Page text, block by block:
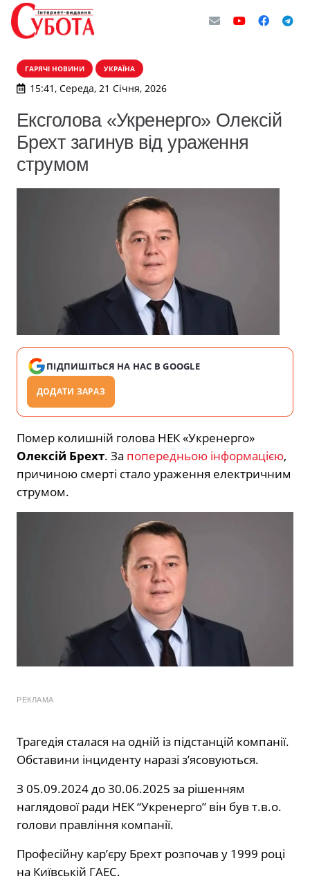
ГАРЯЧІ НОВИНИ УКРАЇНА
15:41, Середа, 21 Січня, 2026
Ексголова «Укренерго» Олексій
Брехт загинув від ураження
струмом
ПІДПИШІТЬСЯ НА НАС В GOOGLE
ДОДАТИ ЗАРАЗ
Помер колишній голова НЕК «Укренерго»
Олексій Брехт. За попередньою інформацією,
причиною смерті стало ураження електричним
струмом.
РЕКЛАМА
Трагедія сталася на одній із підстанцій компанії.
Обставини інциденту наразі з’ясовуються.
З 05.09.2024 до 30.06.2025 за рішенням
наглядової ради НЕК “Укренерго” він був т.в.о.
голови правління компанії.
Професійну кар’єру Брехт розпочав у 1999 році
на Київській ГАЕС.